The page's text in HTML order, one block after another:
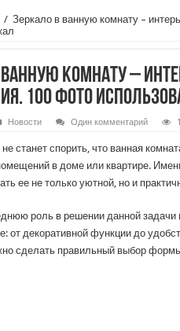
/ Зеркало в ванную комнату –
комнату –
100 фото
Новости Один комментарий
станет спорить, что ванная
в доме или квартире.
ее не только уютной, но и
роль в решении данной задачи
от декоративной функции до
сделать правильный выбор